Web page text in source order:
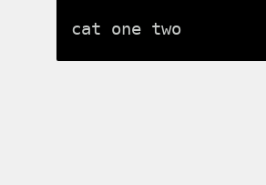
cat one two